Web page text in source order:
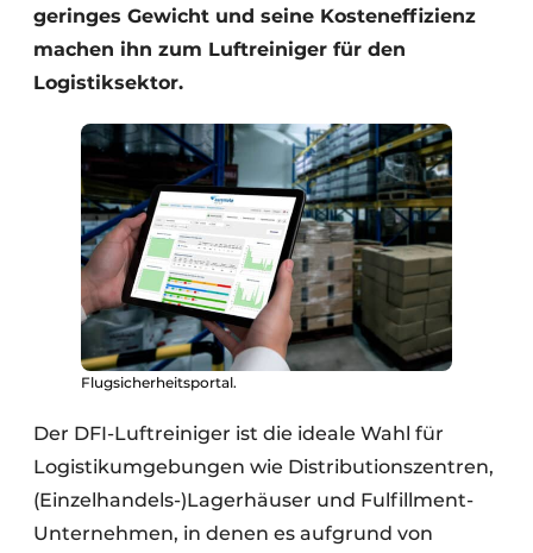
geringes Gewicht und seine Kosteneffizienz
machen ihn zum Luftreiniger für den
Logistiksektor.
Flugsicherheitsportal.
Der DFI-Luftreiniger ist die ideale Wahl für
Logistikumgebungen wie Distributionszentren,
(Einzelhandels-)Lagerhäuser und Fulfillment-
Unternehmen, in denen es aufgrund von